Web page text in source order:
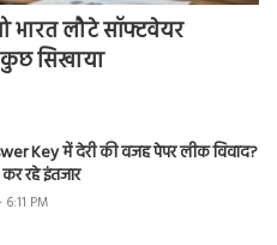
भारत लौटे सॉफ्टवेयर
सिखाया
Key में देरी की वजह पेपर लीक विवाद?
रहे इंतजार
PM